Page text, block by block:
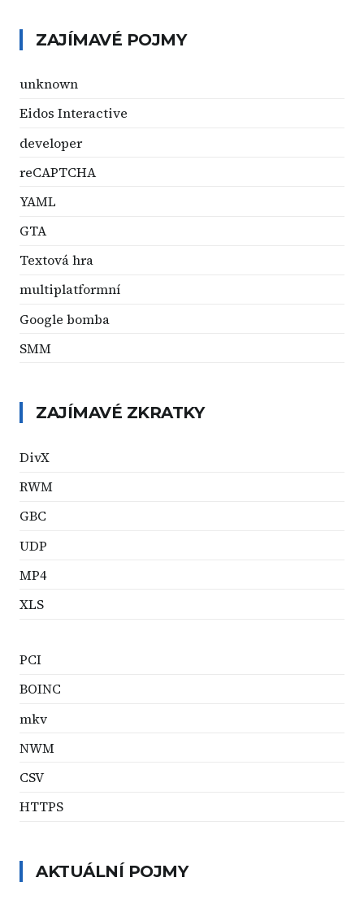
ZAJÍMAVÉ POJMY
unknown
Eidos Interactive
developer
reCAPTCHA
YAML
GTA
Textová hra
multiplatformní
Google bomba
SMM
ZAJÍMAVÉ ZKRATKY
DivX
RWM
GBC
UDP
MP4
XLS
PCI
BOINC
mkv
NWM
CSV
HTTPS
AKTUÁLNÍ POJMY